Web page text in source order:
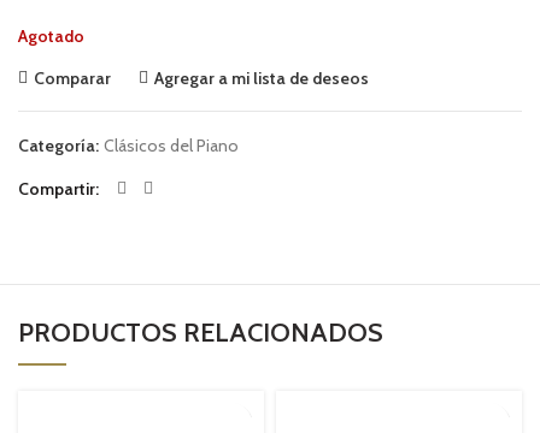
Agotado
Comparar
Agregar a mi lista de deseos
Categoría: Clásicos del Piano
Compartir
PRODUCTOS RELACIONADOS